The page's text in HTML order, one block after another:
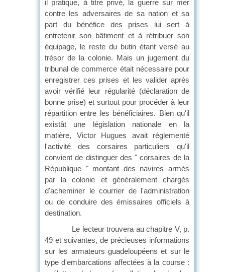
il pratique, à titre privé, la guerre sur mer
contre les adversaires de sa nation et sa
part du bénéfice des prises lui sert à
entretenir son bâtiment et à rétribuer son
équipage, le reste du butin étant versé au
trésor de la colonie. Mais un jugement du
tribunal de commerce était nécessaire pour
enregistrer ces prises et les valider après
avoir vérifié leur régularité (déclaration de
bonne prise) et surtout pour procéder à leur
répartition entre les bénéficiaires. Bien qu'il
existât une législation nationale en la
matière, Victor Hugues avait réglementé
l'activité des corsaires particuliers qu'il
convient de distinguer des " corsaires de la
République " montant des navires armés
par la colonie et généralement chargés
d'acheminer le courrier de l'administration
ou de conduire des émissaires officiels à
destination.
Le lecteur trouvera au chapitre V, p.
49 et suivantes, de précieuses informations
sur les armateurs guadeloupéens et sur le
type d'embarcations affectées à la course :